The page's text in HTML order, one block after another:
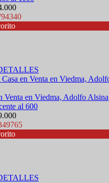
Venta en Viedma, Adolfo Alsina
al 600